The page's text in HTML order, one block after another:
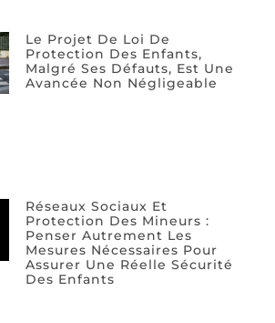
Le Projet De Loi De
Protection Des Enfants,
Malgré Ses Défauts, Est Une
Avancée Non Négligeable
Réseaux Sociaux Et
Protection Des Mineurs :
Penser Autrement Les
Mesures Nécessaires Pour
Assurer Une Réelle Sécurité
Des Enfants